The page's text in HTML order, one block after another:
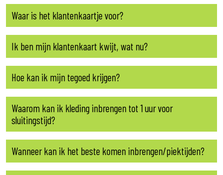
Waar is het klantenkaartje voor?
Ik ben mijn klantenkaart kwijt, wat nu?
Hoe kan ik mijn tegoed krijgen?
Waarom kan ik kleding inbrengen tot 1 uur voor
sluitingstijd?
Wanneer kan ik het beste komen inbrengen/piektijden?